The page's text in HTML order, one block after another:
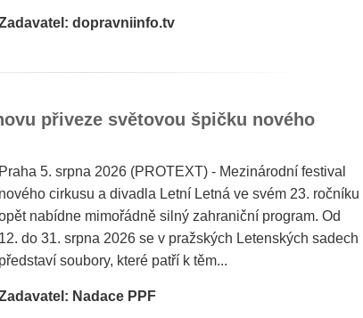
dopravniinfo.tv
přiveze světovou špičku nového
Praha 5. srpna 2026 (PROTEXT) - Mezinárodní festival
nového cirkusu a divadla Letní Letná ve svém 23. ročníku
nabídne mimořádně silný zahraniční program. Od
12. do 31. srpna 2026 se v pražských Letenských sadech
představí soubory, které patří k těm...
Nadace PPF